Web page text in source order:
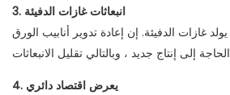
3. انبعاثات غازات الدفيئة
غازات الدفيئة. إن إعادة تدوير أنابيب الورق
4. يعرض اقتصاد دائري